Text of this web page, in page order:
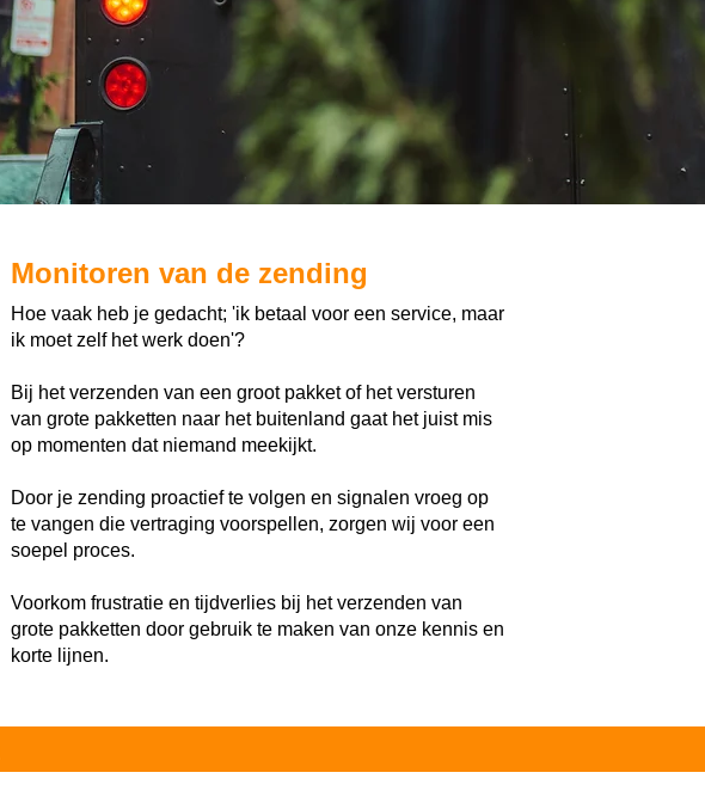
Monitoren van de zending
Hoe vaak heb je gedacht; 'ik betaal voor een service, maar
ik moet zelf het werk doen'?
Bij het verzenden van een groot pakket of het versturen
van grote pakketten naar het buitenland gaat het juist mis
op momenten dat niemand meekijkt.
Door je zending proactief te volgen en signalen vroeg op
te vangen die vertraging voorspellen, zorgen wij voor een
soepel proces.
Voorkom frustratie en tijdverlies bij het verzenden van
grote pakketten door gebruik te maken van onze kennis en
korte lijnen.